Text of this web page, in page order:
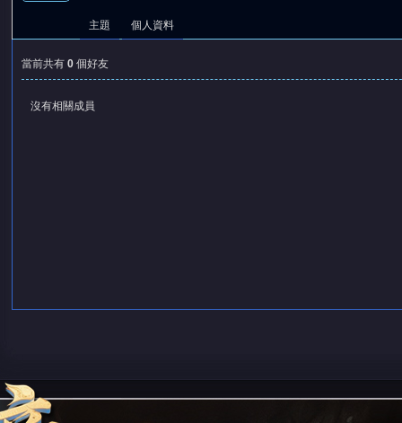
主題 個人資料
當前共有 0個好友
沒有相關成員